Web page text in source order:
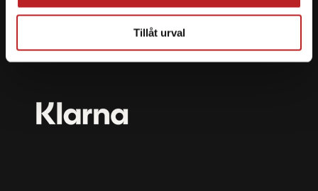
Tillåt urval
skyddade med krypteringsteknik.